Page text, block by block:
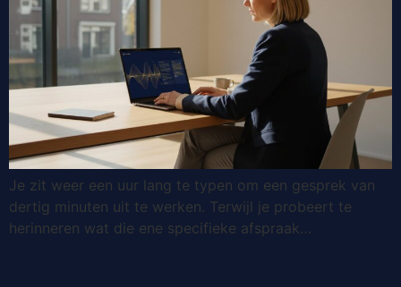
Je zit weer een uur lang te typen om een gesprek van
dertig minuten uit te werken. Terwijl je probeert te
herinneren wat die ene specifieke afspraak…